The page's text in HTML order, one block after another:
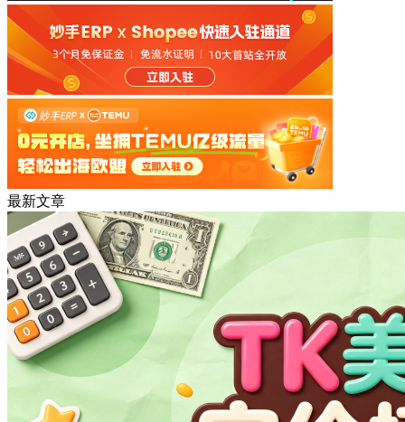
最新文章